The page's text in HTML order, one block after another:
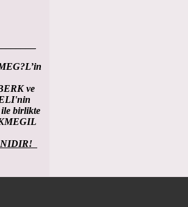
ve
ile birlikte